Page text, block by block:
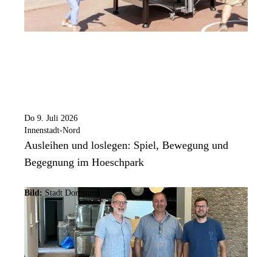
Do 9. Juli 2026
Innenstadt-Nord
Ausleihen und loslegen: Spiel, Bewegung und
Begegnung im Hoeschpark
Bild: Stadt Dortmund